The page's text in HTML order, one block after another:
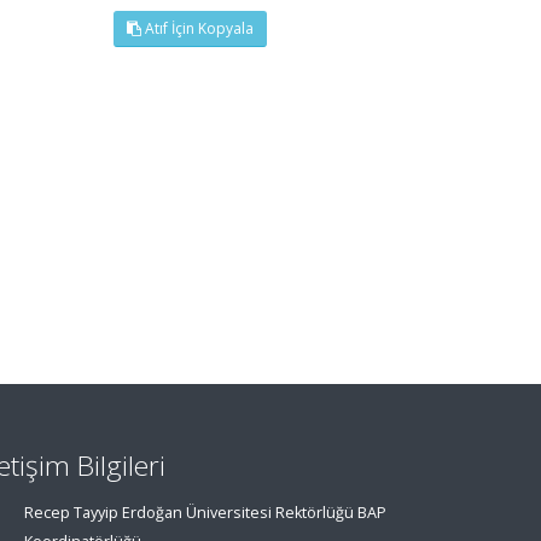
Atıf İçin Kopyala
Bilgileri
Recep Tayyip Erdoğan Üniversitesi Rektörlüğü BAP